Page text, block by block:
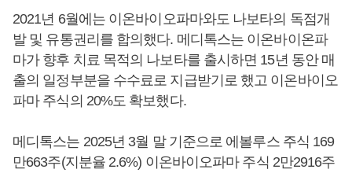
2021년 6월에는 이온바이오파마와도 나보타의 독점개
발 및 유통권리를 합의했다. 메디톡스는 이온바이온파
마가 향후 치료 목적의 나보타를 출시하면 15년 동안 매
출의 일정부분을 수수료로 지급받기로 했고 이온바이오
파마 주식의 20%도 확보했다.
메디톡스는 2025년 3월 말 기준으로 에볼루스 주식 169
만663주(지분율 2.6%) 이온바이오파마 주식 2만2916주